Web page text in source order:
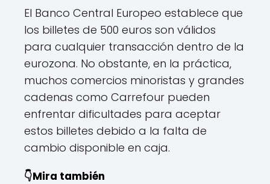
El Banco Central Europeo establece que
los billetes de 500 euros son válidos
para cualquier transacción dentro de la
eurozona. No obstante, en la práctica,
muchos comercios minoristas y grandes
cadenas como Carrefour pueden
enfrentar dificultades para aceptar
estos billetes debido a la falta de
cambio disponible en caja.
👇Mira también